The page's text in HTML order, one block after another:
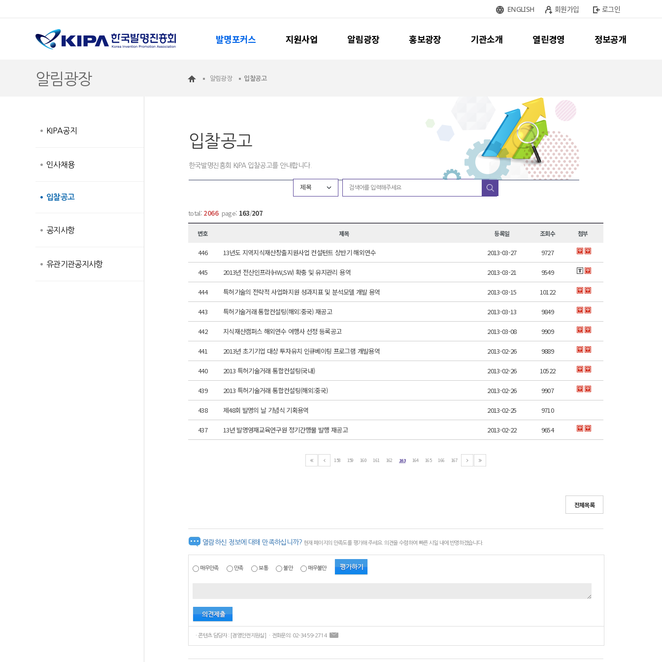
ENGLISH 회원가입 로그인
발명포커스 지원사업 알림광장 홍보광장 기관소개 열린경영 정보공개
알림광장 알림광장 입찰공고
KIPA공지
인사채용
입찰공고
공지사항
유관기관공지사항
입찰공고
한국발명진흥회 KIPA 입찰공고를 안내합니다.
제목
total: 2066page: 163/207
번호 제목 등록일 조회수 첨부
446 13년도 지역지식재산창출지원사업 컨설턴트 상반기 해외연수 2013-03-27 9727
445 2013년 전산인프라(HW,SW) 확충 및 유지관리 용역 2013-03-21 9549
444 특허기술의 전략적 사업화지원 성과지표 및 분석모델 개발 용역 2013-03-15 10122
443 특허기술거래 통합컨설팅(해외:중국) 재공고 2013-03-13 9849
442 지식재산캠퍼스 해외연수 여행사 선정 등록공고 2013-03-08 9909
441 2013년 초기기업 대상 투자유치 인큐베이팅 프로그램 개발용역 2013-02-26 9889
440 2013 특허기술거래 통합컨설팅(국내) 2013-02-26 10522
439 2013 특허기술거래 통합컨설팅(해외:중국) 2013-02-26 9907
438 제48회 발명의 날 기념식 기획용역 2013-02-25 9710
437 13년 발명영재교육연구원 정기간행물 발행 재공고 2013-02-22 9654
158 159 160 161 162 163 164 165 166 167
전체목록
열람하신 정보에 대해 만족하십니까? 현재 페이지의 만족도를 평가해 주세요. 의견을 수렴하여 빠른 시일 내에 반영하겠습니다.
매우만족 만족 보통 불만 매우불만
ㆍ콘텐츠 담당자 : [경영안전지원실] ㆍ전화문의: 02-3459-2714